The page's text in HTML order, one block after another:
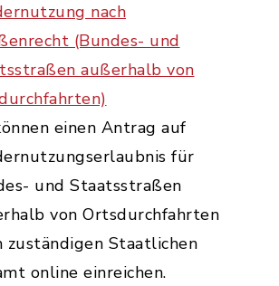
nach
(Bundes- und
außerhalb von
einen Antrag auf
für
und Staatsstraßen
von Ortsdurchfahrten
zuständigen Staatlichen
online einreichen.